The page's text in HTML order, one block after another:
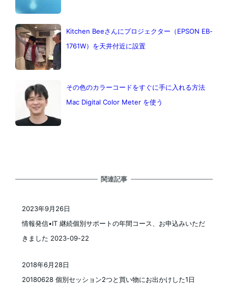
Kitchen Beeさんにプロジェクター（EPSON EB-
1761W）を天井付近に設置
その色のカラーコードをすぐに手に入れる方法
Mac Digital Color Meter を使う
関連記事
情報発信•IT 継続個別サポートの年間コース、お申込みいただ
きました 2023-09-22
2023年9月26日
20180628 個別セッション2つと買い物にお出かけした1日
投稿日
2018年6月28日